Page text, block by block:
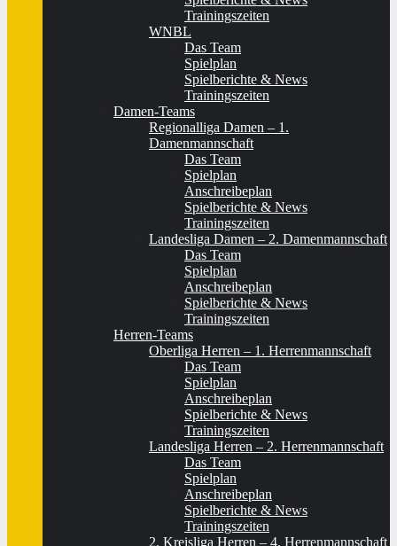
Trainingszeiten
WNBL
Das Team
Spielplan
Spielberichte & News
Trainingszeiten
Damen-Teams
Regionalliga Damen – 1.
Damenmannschaft
Das Team
Spielplan
Anschreibeplan
Spielberichte & News
Trainingszeiten
Landesliga Damen – 2. Damenmannschaft
Das Team
Spielplan
Anschreibeplan
Spielberichte & News
Trainingszeiten
Herren-Teams
Oberliga Herren – 1. Herrenmannschaft
Das Team
Spielplan
Anschreibeplan
Spielberichte & News
Trainingszeiten
Landesliga Herren – 2. Herrenmannschaft
Das Team
Spielplan
Anschreibeplan
Spielberichte & News
Trainingszeiten
2. Kreisliga Herren – 4. Herrenmannschaft